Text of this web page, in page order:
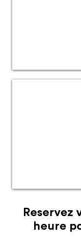
Reservez
heure